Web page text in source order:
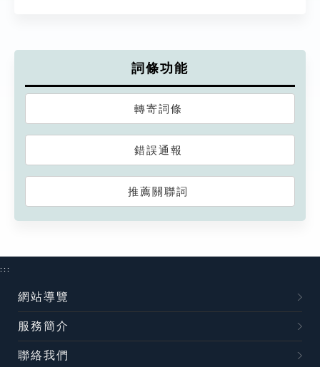
詞條功能
轉寄詞條
錯誤通報
推薦關聯詞
:::
網站導覽
服務簡介
聯絡我們